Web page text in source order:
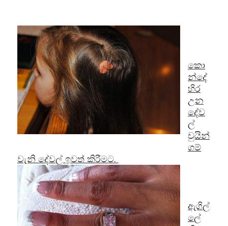
කො
න්දේ
හිර
උන
දේව
ල්
චුයින්
ගම්
වැනි දේවල් ඉවත් කිරීමට.
ඇගිල්
ලේ